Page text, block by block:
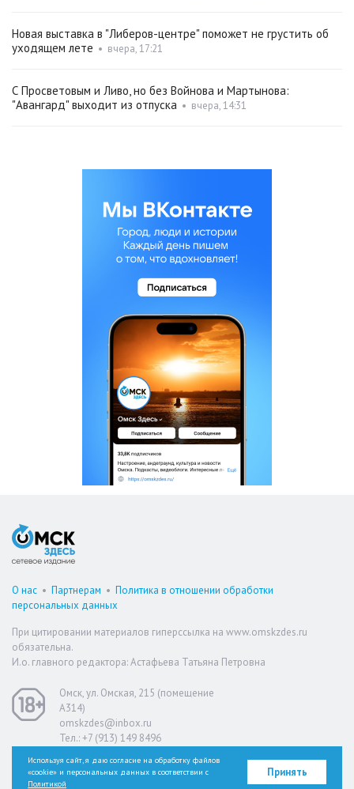
Новая выставка в "Либеров-центре" поможет не грустить об
уходящем лете • вчера, 17:21
С Просветовым и Ливо, но без Войнова и Мартынова:
"Авангард" выходит из отпуска • вчера, 14:31
О нас • Партнерам • Политика в отношении обработки
персональных данных
При цитировании материалов гиперссылка на www.omskzdes.ru
обязательна.
И.о. главного редактора: Астафьева Татьяна Петровна
Омск, ул. Омская, 215 (помещение
А314)
omskzdes@inbox.ru
Тел.: +7 (913) 149 8496
Версия для слабовидящих
Используя сайт, я даю согласие на обработку файлов
«cookie» и персональных данных в соответствии с
Политикой
Принять